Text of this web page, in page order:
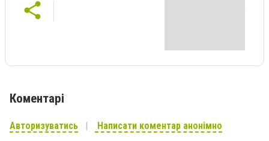
Коментарі
Авторизуватись Написати коментар анонімно